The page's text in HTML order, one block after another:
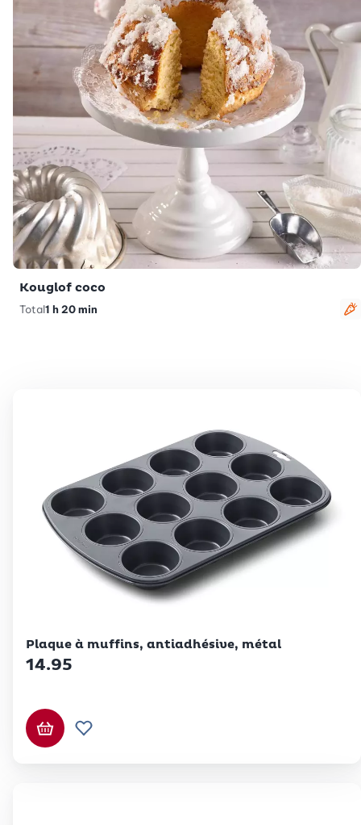
Kouglof coco
Total1 h 20 min
Plaque à muffins, antiadhésive, métal
14.95
Ajouter au panier
Ajouter à la liste de souhaits.